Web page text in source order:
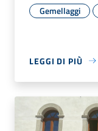
Gemellaggi
LEGGI DI PIÙ